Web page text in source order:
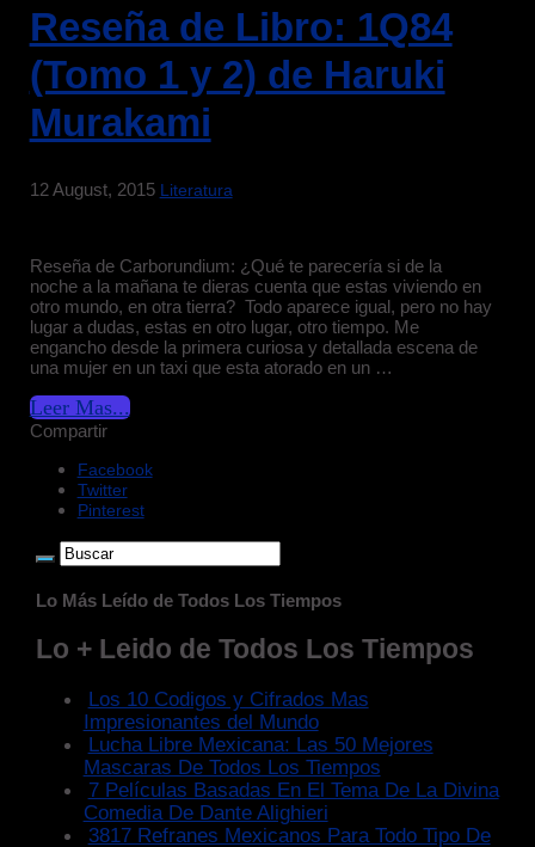
Reseña de Libro: 1Q84
(Tomo 1 y 2) de Haruki
Murakami
12 August, 2015 Literatura
Reseña de Carborundium: ¿Qué te parecería si de la
noche a la mañana te dieras cuenta que estas viviendo en
otro mundo, en otra tierra? Todo aparece igual, pero no hay
lugar a dudas, estas en otro lugar, otro tiempo. Me
engancho desde la primera curiosa y detallada escena de
una mujer en un taxi que esta atorado en un …
Leer Mas...
Compartir
Facebook
Twitter
Pinterest
Lo Más Leído de Todos Los Tiempos
Lo + Leido de Todos Los Tiempos
Los 10 Codigos y Cifrados Mas
Impresionantes del Mundo
Lucha Libre Mexicana: Las 50 Mejores
Mascaras De Todos Los Tiempos
7 Películas Basadas En El Tema De La Divina
Comedia De Dante Alighieri
3817 Refranes Mexicanos Para Todo Tipo De